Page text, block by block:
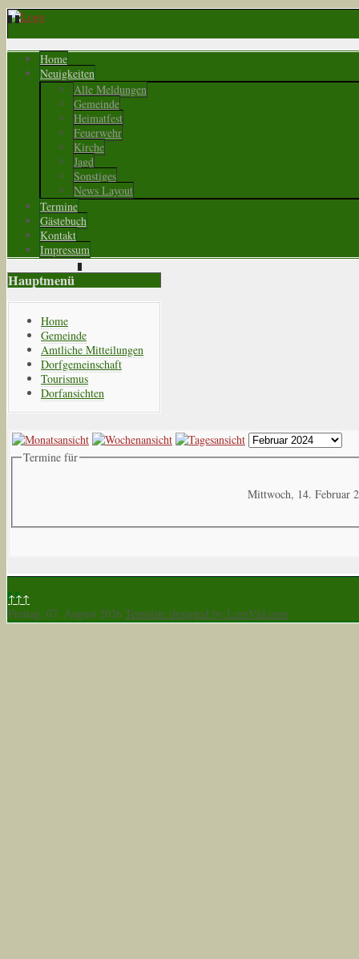
Home
Neuigkeiten
Alle Meldungen
Gemeinde
Heimatfest
Feuerwehr
Kirche
Jagd
Sonstiges
News Layout
Termine
Gästebuch
Kontakt
Impressum
Hauptmenü
Home
Gemeinde
Amtliche Mitteilungen
Dorfgemeinschaft
Tourismus
Dorfansichten
Termine für
Mittwoch, 14. Februar
↑↑↑
Freitag, 07. August 2026 Template designed by LernVid.com